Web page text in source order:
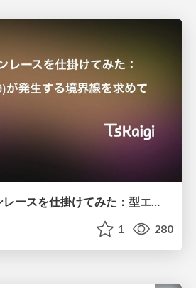
checker.tsにチキンレースを仕掛けてみた：型エラー(TS2589)が発生する境界線を求めて
1 280